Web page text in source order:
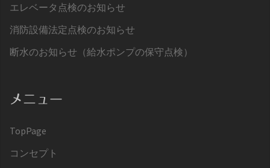
エレベータ点検のお知らせ
消防設備法定点検のお知らせ
断水のお知らせ（給水ポンプの保守点検）
メニュー
TopPage
コンセプト